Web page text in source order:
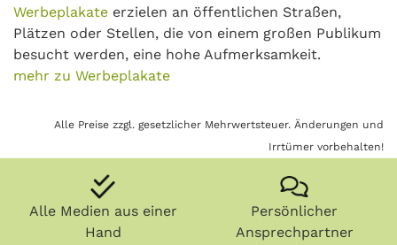
Werbeplakate erzielen an öffentlichen Straßen,
Plätzen oder Stellen, die von einem großen Publikum
besucht werden, eine hohe Aufmerksamkeit.
mehr zu Werbeplakate
Alle Preise zzgl. gesetzlicher Mehrwertsteuer. Änderungen und
Irrtümer vorbehalten!
Alle Medien aus einer
Hand
Persönlicher
Ansprechpartner